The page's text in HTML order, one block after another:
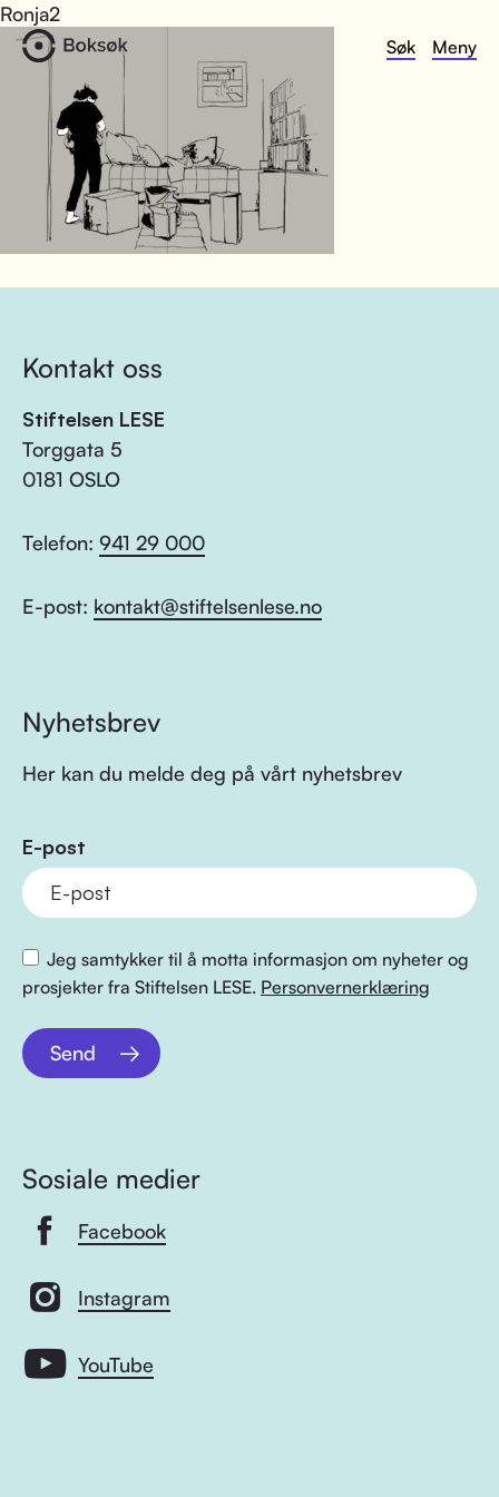
Søk Meny
Ronja2
Kontakt oss
Stiftelsen LESE
Torggata 5
0181 OSLO
Telefon: 941 29 000
E-post: kontakt@stiftelsenlese.no
Nyhetsbrev
Her kan du melde deg på vårt nyhetsbrev
E-post
Jeg samtykker til å motta informasjon om nyheter og
prosjekter fra Stiftelsen LESE. Personvernerklæring
Send
Sosiale medier
Facebook
Instagram
YouTube